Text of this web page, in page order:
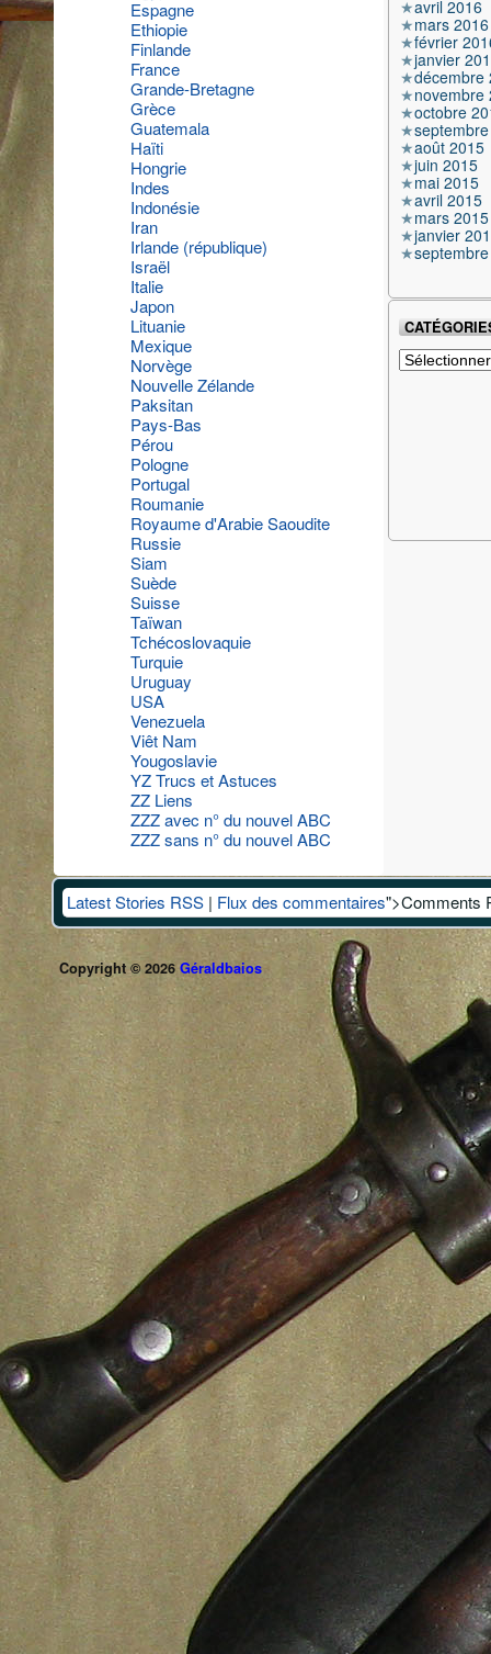
Espagne
Ethiopie
Finlande
France
Grande-Bretagne
Grèce
Guatemala
Haïti
Hongrie
Indes
Indonésie
Iran
Irlande (république)
Israël
Italie
Japon
Lituanie
Mexique
Norvège
Nouvelle Zélande
Paksitan
Pays-Bas
Pérou
Pologne
Portugal
Roumanie
Royaume d'Arabie Saoudite
Russie
Siam
Suède
Suisse
Taïwan
Tchécoslovaquie
Turquie
Uruguay
USA
Venezuela
Viêt Nam
Yougoslavie
YZ Trucs et Astuces
ZZ Liens
ZZZ avec n° du nouvel ABC
ZZZ sans n° du nouvel ABC
avril 2016
mars 2016
février
janvier
décembre
novembre
octobre
août 2015
juin 2015
mai 2015
avril 2015
mars 2015
janvier
Catégories
Latest Stories RSS | Flux des commentaires">Comments
Copyright © 2026 Géraldbaios